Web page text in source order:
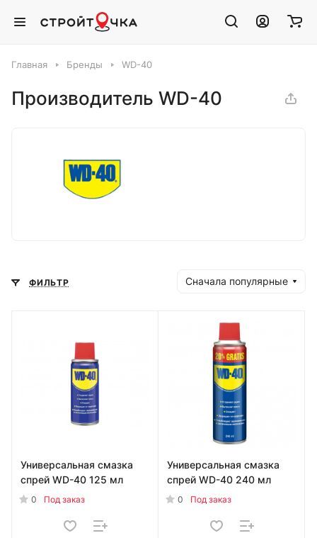
Главная Бренды WD-40
Производитель WD-40
ФИЛЬТР Сначала популярные
Универсальная смазка
спрей WD-40 125 мл
0 Под заказ
Универсальная смазка
спрей WD-40 240 мл
0 Под заказ